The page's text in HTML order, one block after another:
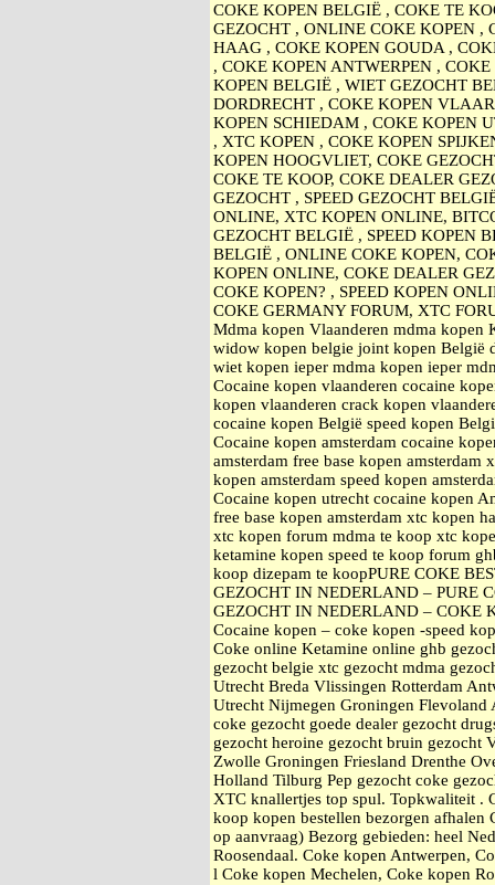
COKE KOPEN BELGIË , COKE TE
GEZOCHT , ONLINE COKE KOPEN ,
HAAG , COKE KOPEN GOUDA ,
, COKE KOPEN ANTWERPEN ,
KOPEN BELGIË , WIET GEZOCHT
DORDRECHT , COKE KOPEN
KOPEN SCHIEDAM , COKE KOPEN
, XTC KOPEN , COKE KOPEN
KOPEN HOOGVLIET, COKE
COKE TE KOOP, COKE DEALER
GEZOCHT , SPEED GEZOCHT
ONLINE, XTC KOPEN ONLINE,
GEZOCHT BELGIË , SPEED KOPEN
BELGIË , ONLINE COKE KOPEN,
KOPEN ONLINE, COKE DEALER
COKE KOPEN? , SPEED KOPEN
COKE GERMANY FORUM, XTC
Mdma kopen Vlaanderen mdma
widow kopen belgie joint kopen België
wiet kopen ieper mdma kopen ieper
Cocaine kopen vlaanderen cocaine
kopen vlaanderen crack kopen
cocaine kopen België speed kopen
Cocaine kopen amsterdam cocaine
amsterdam free base kopen amsterdam
kopen amsterdam speed kopen
Cocaine kopen utrecht cocaine kopen
free base kopen amsterdam xtc kopen
xtc kopen forum mdma te koop xtc
ketamine kopen speed te koop forum
koop dizepam te koopPURE COKE
GEZOCHT IN NEDERLAND – PURE
GEZOCHT IN NEDERLAND – COKE
Cocaine kopen – coke kopen -speed
Coke online Ketamine online ghb
gezocht belgie xtc gezocht mdma
Utrecht Breda Vlissingen Rotterdam
Utrecht Nijmegen Groningen Flevoland
coke gezocht goede dealer gezocht
gezocht heroine gezocht bruin gezocht
Zwolle Groningen Friesland Drenthe
Holland Tilburg Pep gezocht coke
XTC knallertjes top spul. Topkwaliteit .
koop kopen bestellen bezorgen
op aanvraag) Bezorg gebieden: heel
Roosendaal. Coke kopen Antwerpen,
l Coke kopen Mechelen, Coke kopen